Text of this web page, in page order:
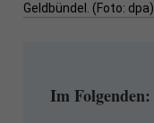
Geldbündel. (Foto: dpa)
Im Folgenden: